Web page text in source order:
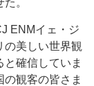
。
ENMイェ・ジ
の美しい世界観
確信していま
観客の皆さま